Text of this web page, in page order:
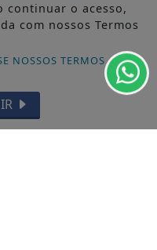
continuar o acesso,
com nossos Termos
NOSSOS TERMOS